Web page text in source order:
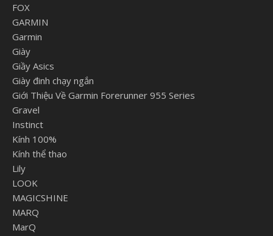
FOX
GARMIN
Garmin
Giày
Giầy Asics
Giày đinh chạy ngắn
Giới Thiệu Về Garmin Forerunner 955 Series
Gravel
Instinct
Kính 100%
Kính thể thao
Lily
LOOK
MAGICSHINE
MARQ
MarQ